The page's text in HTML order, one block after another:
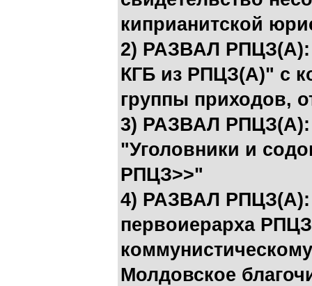
киприанитской
2) РАЗВАЛ РПЦЗ(А):
КГБ из РПЦЗ(А)" с
группы приходов,
3) РАЗВАЛ РПЦЗ(А):
"Уголовники и
РПЦЗ>>"
4) РАЗВАЛ РПЦЗ(А):
первоиерарха
Молдовское